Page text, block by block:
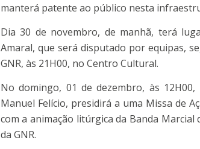
manterá patente ao público nesta
Dia 30 de novembro, de manhã, terá
Amaral, que será disputado por equipas,
GNR, às 21H00, no Centro Cultural.
No domingo, 01 de dezembro, às
Manuel Felício, presidirá a uma Missa de
com a animação litúrgica da Banda
da GNR.